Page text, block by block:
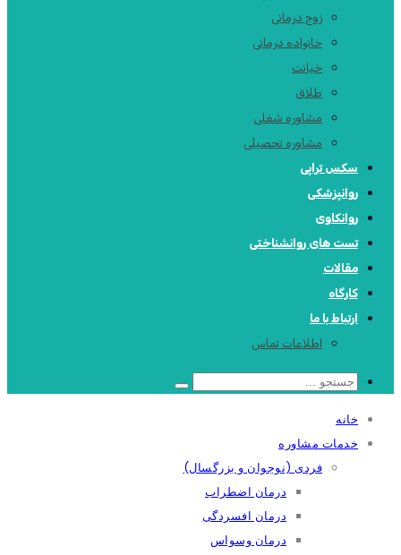
زوج درمانی
خانواده درمانی
خیانت
طلاق
مشاوره شغلی
مشاوره تحصیلی
سکس تراپی
روانپزشکی
روانکاوی
تست های روانشناختی
مقالات
كارگاه
ارتباط با ما
اطلاعات تماس
خانه
خدمات مشاوره
فردی (نوجوان و بزرگسال)
درمان اضطراب
درمان افسردگی
درمان وسواس